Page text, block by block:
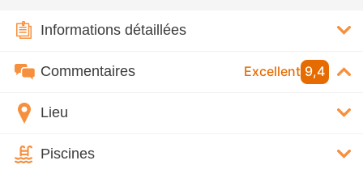
Informations détaillées
Commentaires Excellent 9,4
Lieu
Piscines